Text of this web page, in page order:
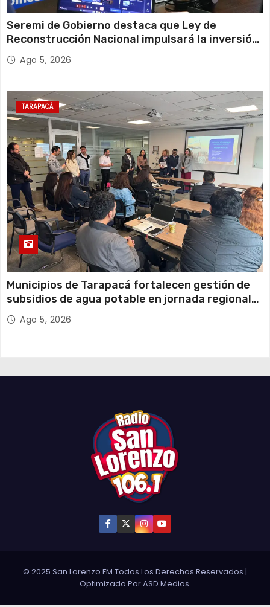
Seremi de Gobierno destaca que Ley de
Reconstrucción Nacional impulsará la inversión
y el empleo en Tarapacá
Ago 5, 2026
TARAPACÁ
Municipios de Tarapacá fortalecen gestión de
subsidios de agua potable en jornada regional
organizada por Aguas del Altiplano y ANDESS
Ago 5, 2026
© 2025 San Lorenzo FM Todos Los Derechos Reservados |
Optimizado PorASD Medios.